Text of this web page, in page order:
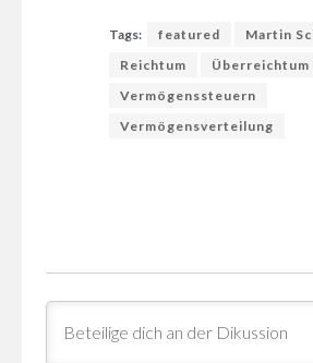
Tags: featured
Martin
Reichtum
Überreichtum
Vermögenssteuern
Vermögensverteilung